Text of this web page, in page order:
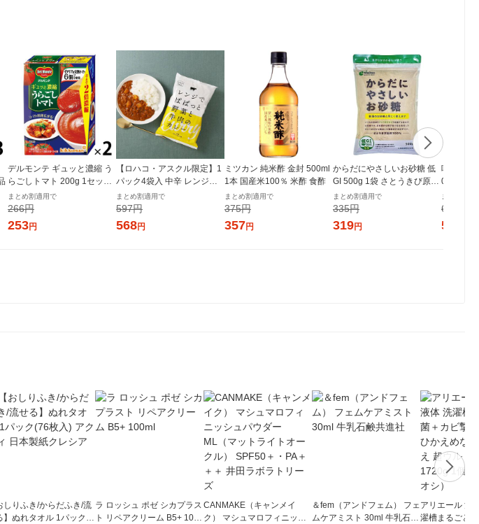
デルモンテ ギュッと濃縮 う
らごしトマト 200g 1セット
（1個×2）キッコーマン 紙
パック
まとめ割適用で
266円
253円
【ロハコ・アスクル限定】1
パック4袋入 中辛 レンジで
ぱぱっと野菜と牛肉のカレ
ー 180g 1個 オリジナル レト
ル
まとめ割適用で
597円
568円
ミツカン 純米酢 金封 500ml
1本 国産米100％ 米酢 食酢
まとめ割適用で
375円
357円
からだにやさしいお砂糖 低
GI 500g 1袋 さとうきび原料
100% チャック付き袋 大東
製糖
まとめ割適用で
335円
319円
味の素
00g袋
プの素
まとめ割適
609円
579
しりふき/からだふき/流
】ぬれタオル 1パック(7
ラ ロッシュ ポゼ シカプラス
ト リペアクリーム B5+ 100
CANMAKE（キャンメイ
ク） マシュマロフィニッシ
＆fem（アンドフェム） フェ
ムケアミスト 30ml 牛乳石鹸
アリエール 洗
濯槽まるごと